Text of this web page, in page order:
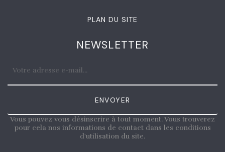
PLAN DU SITE
NEWSLETTER
ENVOYER
Vous pouvez vous désinscrire à tout moment. Vous trouverez
pour cela nos informations de contact dans les conditions
d'utilisation du site.